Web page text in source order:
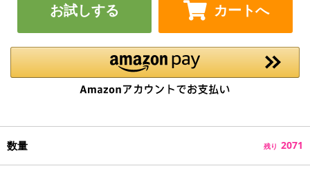
お試しする カートへ
数量 残り 2071